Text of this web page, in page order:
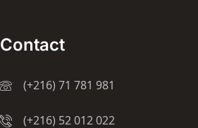
Contact
(+216) 71 781 981
(+216) 52 012 022